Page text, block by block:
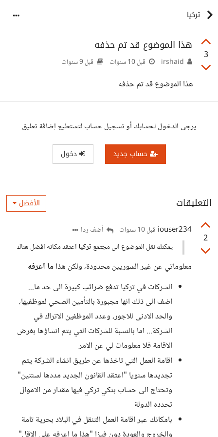
تركيا
3
هذا الموضوع قد تم حذفه
قبل 10 سنوات قبل 9 سنوات
هذا الموضوع قد تم حذفه
يرجى الدخول لحسابك أو تسجيل حساب لتستطيع إضافة تعليق
حساب جديد دخول
التعليقات الأفضل
2
iouser234 قبل 10 سنوات
أضف ردا
يمكنك نقل الموضوع الى مجتمعتركيااعتقد مكانه افضل هناك
معلوماتي عن غير السوريين محدودة، ولكن هذاما اعرفه
الشركات في تركيا تدفع ضرائب كبيرة الى حد ما...
اضف الى ذلك انها مجبورة بالتأمين الصحي لموظفيها،
والحد الادنى للاجور، وعدد الموظفين الاتراك في
الشركة... اما بالنسبة للشركات التي يتم انشاؤها بغرض
الاقامة فلا معلومات لي عن الامر
اقامة العمل التي تاخذها عن طريق انشاء الشركة يتم
تجديدها سنويا "اعتقد القانون الجديد مددها لسنتين"
وتحتاج الى حساب بنكي تركي فيها مقدار من الاموال
تحدده الدولة
بامكانك عبر اقامة العمل التنقل في البلاد بحرية تامة